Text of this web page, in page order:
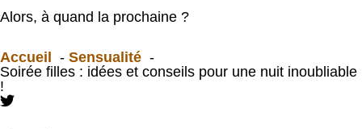
Alors, à quand la prochaine ?
Accueil
Sensualité
Soirée filles : idées et conseils pour une nuit inoubliable
!